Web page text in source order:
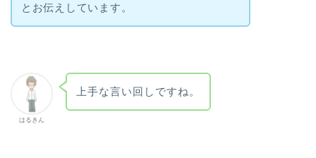
とお伝えしています。
はるきん
上手な言い回しですね。